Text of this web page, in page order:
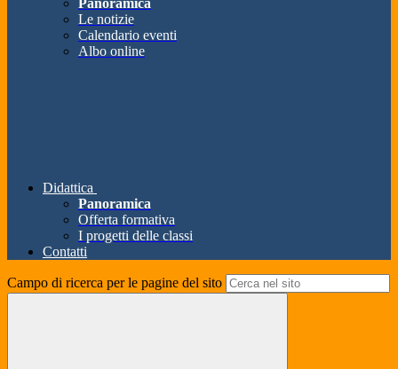
Panoramica
Le notizie
Calendario eventi
Albo online
Didattica
Panoramica
Offerta formativa
I progetti delle classi
Contatti
Campo di ricerca per le pagine del sito